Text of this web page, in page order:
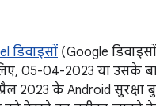
डिवाइसों (Google
05-04-2023 या उसके
2023 के Android सुरक्षा